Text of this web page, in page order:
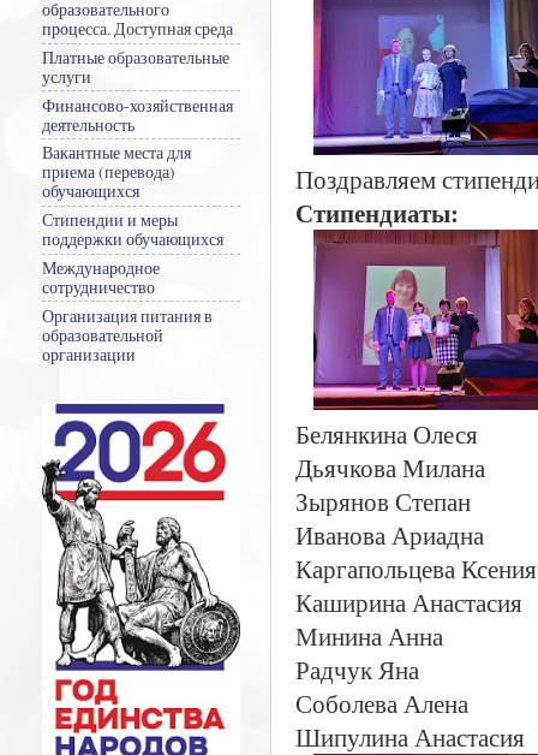
Поздравляем
Стипендиаты:
Белянкина Олеся
Дьячкова Милана
Зырянов Степан
Иванова Ариадна
Каргапольцева Ксения
Каширина Анастасия
Минина Анна
Радчук Яна
Соболева Алена
Шипулина Анастасия
образовательного
процесса. Доступная среда
Платные образовательные
услуги
Финансово-хозяйственная
деятельность
Вакантные места для
приема (перевода)
обучающихся
Стипендии и меры
поддержки обучающихся
Международное
сотрудничество
Организация питания в
образовательной
организации